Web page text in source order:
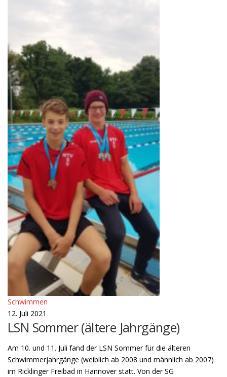
Schwimmen
12. Juli 2021
LSN Sommer (ältere Jahrgänge)
Am 10. und 11. Juli fand der LSN Sommer für die älteren
Schwimmerjahrgänge (weiblich ab 2008 und männlich ab 2007)
im Ricklinger Freibad in Hannover statt. Von der SG